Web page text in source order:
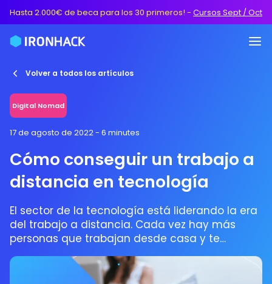
Hasta 2.000€ de beca para los 30 primeros! - Cursos Sept / Oct
Volver a todos los artículos
Digital Nomad
17 de agosto de 2022- 6 minutes
Cómo conseguir un trabajo a
distancia en tecnología
El sector de la tecnología está liderando la era
del trabajo a distancia. Cada vez hay más
personas que trabajan desde casa y te
contamos cómo no quedarte atascado en la
corriente.